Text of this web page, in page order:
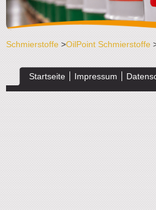
Schmierstoffe >OilPoint Schmierstoffe
Startseite Impressum